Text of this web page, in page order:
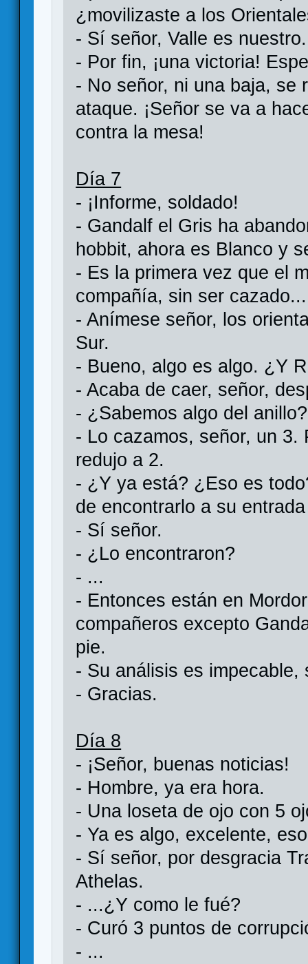
¿movilizaste a los
- Sí señor, Valle es nuestro.
- Por fin, ¡una victoria!
- No señor, ni una baja, se
ataque. ¡Señor se va a
contra la mesa!
Día 7
- ¡Informe, soldado!
- Gandalf el Gris ha
hobbit, ahora es Blanco y
- Es la primera vez que el
compañía, sin ser cazado...
- Anímese señor, los
Sur.
- Bueno, algo es algo. ¿Y
- Acaba de caer, señor,
- ¿Sabemos algo del anillo?
- Lo cazamos, señor, un 3.
redujo a 2.
- ¿Y ya está? ¿Eso es
de encontrarlo a su
- Sí señor.
- ¿Lo encontraron?
- ...
- Entonces están en
compañeros excepto
pie.
- Su análisis es impecable,
- Gracias.
Día 8
- ¡Señor, buenas noticias!
- Hombre, ya era hora.
- Una loseta de ojo con 5
- Ya es algo, excelente,
- Sí señor, por desgracia
Athelas.
- ...¿Y como le fué?
- Curó 3 puntos de
- ...